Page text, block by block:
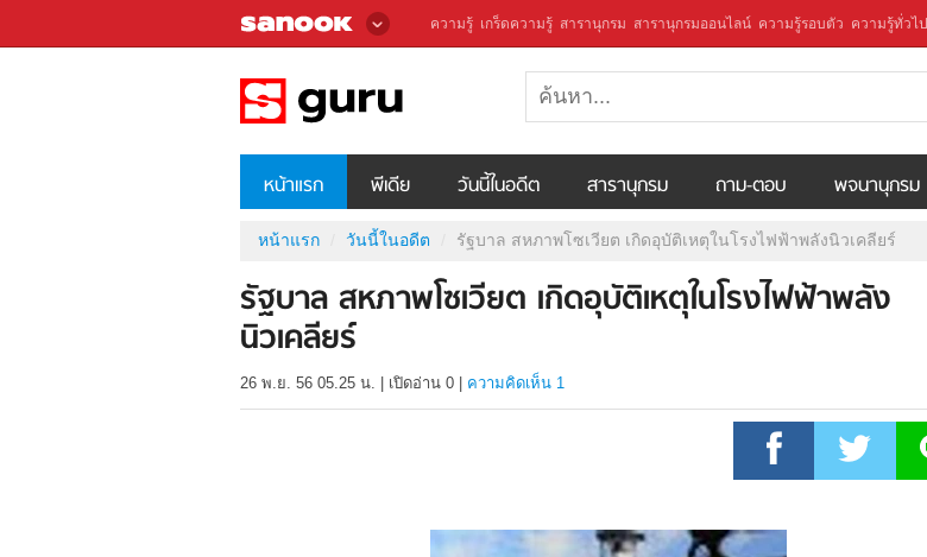
ความรู้ เกร็ดความรู้ สารานุกรม สารานุกรมออนไลน์ ความรู้รอบตัว ความรู้ทั่วไป
หน้าแรก พีเดีย วันนี้ในอดีต สารานุกรม ถาม-ตอบ พจนานุกรม
หน้าแรก วันนี้ในอดีต รัฐบาล สหภาพโซเวียต เกิดอุบัติเหตุในโรงไฟฟ้าพลังนิวเคลียร์
รัฐบาล สหภาพโซเวียต เกิดอุบัติเหตุในโรงไฟฟ้าพลัง
นิวเคลียร์
26 พ.ย. 56 05.25 น. เปิดอ่าน 0 ความคิดเห็น 1